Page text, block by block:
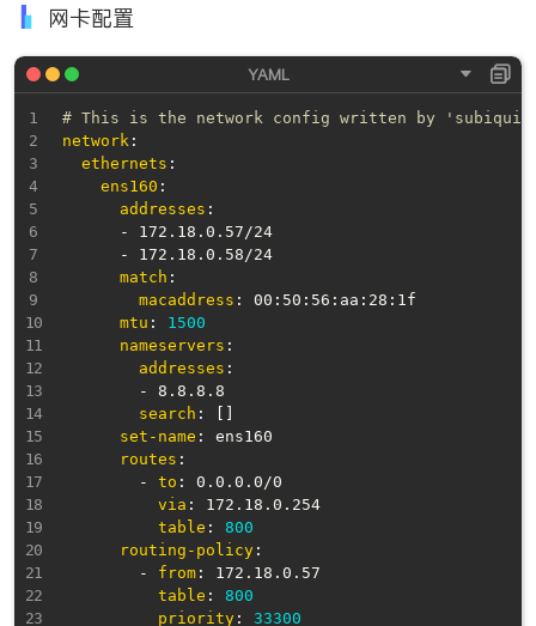
网卡配置
# This is the network config written by
network :
ethernets :
ens160 :
addresses :
-
172.18.0.57/24
-
172.18.0.58/24
match :
macaddress : 00 : 50 : 56 : aa : 28 : 1f
mtu :
1500
nameservers :
addresses :
-
8.8.8.8
search :
set-name :
ens160
routes :
-
to :
0.0.0.0/0
via :
172.18.0.254
table :
800
routing-policy :
-
from :
172.18.0.57
table :
800
priority : 33300